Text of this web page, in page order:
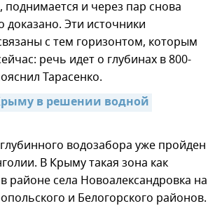
поднимается и через пар снова
доказано. Эти источники
с тем горизонтом, которым
речь идет о глубинах в 800-
Тарасенко.
в решении водной
водозабора уже пройден
В Крыму такая зона как
районе села Новоалександровка на
и Белогорского районов.